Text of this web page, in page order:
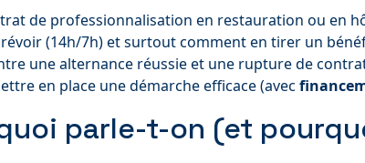
de professionnalisation en restauration ou en
(14h/7h) et surtout comment en tirer un
une alternance réussie et une rupture de
en place une démarche efficace (avec
parle-t-on (et